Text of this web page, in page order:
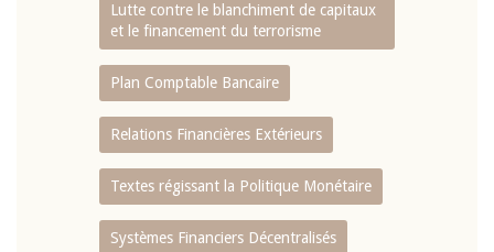
Lutte contre le blanchiment de capitaux
et le financement du terrorisme
Plan Comptable Bancaire
Relations Financières Extérieurs
Textes régissant la Politique Monétaire
Systèmes Financiers Décentralisés